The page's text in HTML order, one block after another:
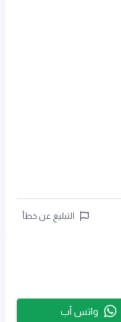
التبليغ عن خطأ
واتس آب